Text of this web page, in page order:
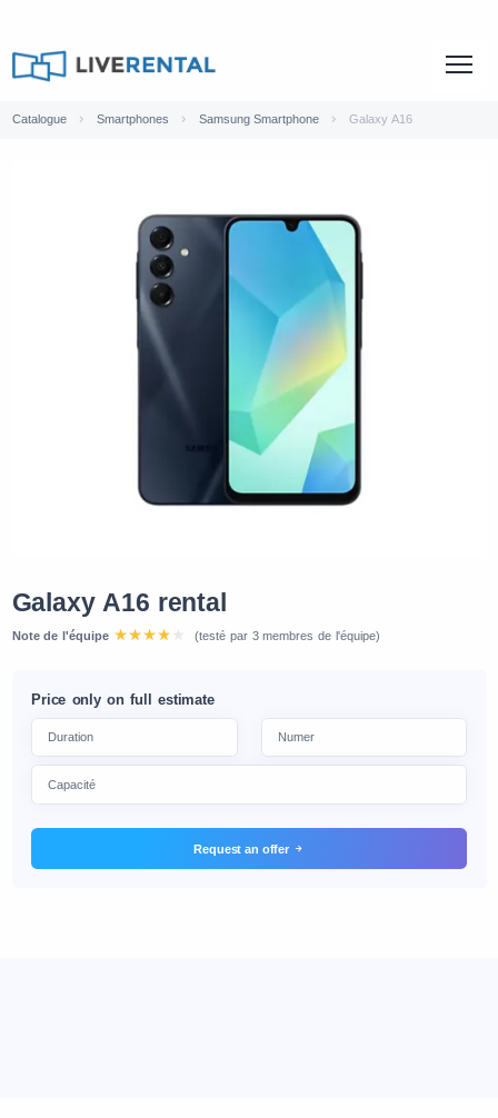
Catalogue Smartphones Samsung Smartphone Galaxy A16
Galaxy A16 rental
Note de l'équipe (testé par 3 membres de l'équipe)
Price only on full estimate
Request an offer